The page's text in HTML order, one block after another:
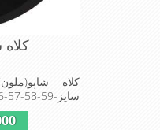
تک وعالی برای